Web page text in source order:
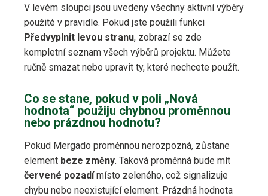
V levém sloupci jsou uvedeny všechny aktivní výběry
použité v pravidle. Pokud jste použili funkci
Předvyplnit levou stranu, zobrazí se zde
kompletní seznam všech výběrů projektu. Můžete
ručně smazat nebo upravit ty, které nechcete použít.
Co se stane, pokud v poli „Nová
hodnota“ použiju chybnou proměnnou
nebo prázdnou hodnotu?
Pokud Mergado proměnnou nerozpozná, zůstane
element beze změny. Taková proměnná bude mít
červené pozadímísto zeleného, což signalizuje
chybu nebo neexistující element. Prázdná hodnota